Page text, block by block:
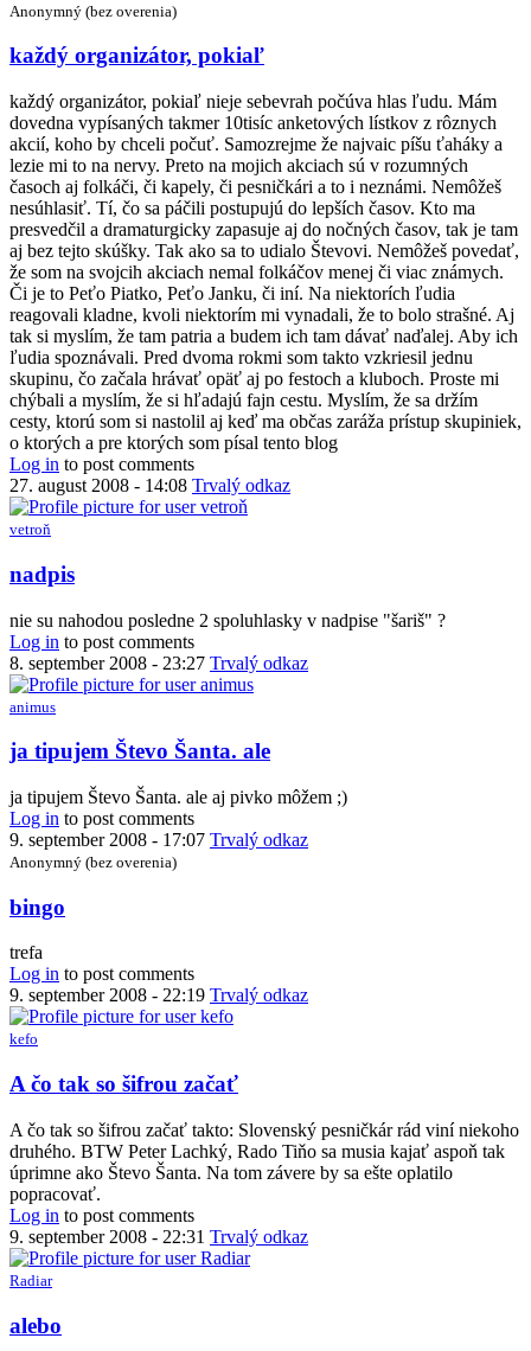
Anonymný (bez overenia)
In
reply
to
...kdo
na
to
má
a
kdo
ne
by
Kwak
každý organizátor, pokiaľ
každý organizátor, pokiaľ nieje sebevrah počúva hlas ľudu. Mám
dovedna vypísaných takmer 10tisíc anketových lístkov z rôznych
akcií, koho by chceli počuť. Samozrejme že najvaic píšu ťaháky a
lezie mi to na nervy. Preto na mojich akciach sú v rozumných
časoch aj folkáči, či kapely, či pesničkári a to i neznámi. Nemôžeš
nesúhlasiť. Tí, čo sa páčili postupujú do lepších časov. Kto ma
presvedčil a dramaturgicky zapasuje aj do nočných časov, tak je tam
aj bez tejto skúšky. Tak ako sa to udialo Števovi. Nemôžeš povedať,
že som na svojcih akciach nemal folkáčov menej či viac známych.
Či je to Peťo Piatko, Peťo Janku, či iní. Na niektorích ľudia
reagovali kladne, kvoli niektorím mi vynadali, že to bolo strašné. Aj
tak si myslím, že tam patria a budem ich tam dávať naďalej. Aby ich
ľudia spoznávali. Pred dvoma rokmi som takto vzkriesil jednu
skupinu, čo začala hrávať opäť aj po festoch a kluboch. Proste mi
chýbali a myslím, že si hľadajú fajn cestu. Myslím, že sa držím
cesty, ktorú som si nastolil aj keď ma občas zaráža prístup skupiniek,
o ktorých a pre ktorých som písal tento blog
Log in to post comments
27. august 2008 - 14:08 Trvalý odkaz
vetroň
nadpis
nie su nahodou posledne 2 spoluhlasky v nadpise "šariš" ?
Log in to post comments
8. september 2008 - 23:27 Trvalý odkaz
animus
In
reply
to
nadpis
by
vetroň
ja tipujem Števo Šanta. ale
ja tipujem Števo Šanta. ale aj pivko môžem ;)
Log in to post comments
9. september 2008 - 17:07 Trvalý odkaz
Anonymný (bez overenia)
In
reply
to
ja
tipujem
Števo
Šanta.
ale
by
animus
bingo
trefa
Log in to post comments
9. september 2008 - 22:19 Trvalý odkaz
kefo
A čo tak so šifrou začať
A čo tak so šifrou začať takto: Slovenský pesničkár rád viní niekoho
druhého. BTW Peter Lachký, Rado Tiňo sa musia kajať aspoň tak
úprimne ako Števo Šanta. Na tom závere by sa ešte oplatilo
popracovať.
Log in to post comments
9. september 2008 - 22:31 Trvalý odkaz
Radiar
In
reply
alebo